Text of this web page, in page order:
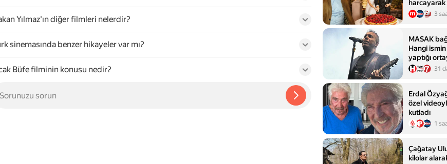
Yılmaz'ın diğer filmleri nelerdir?
sinemasında benzer hikayeler var mı?
Büfe filminin konusu nedir?
3
MASAK
Hangi
yaptığı
AHBAP’a
31
Erdal
özel
kutladı
1
Çağatay
kilolar